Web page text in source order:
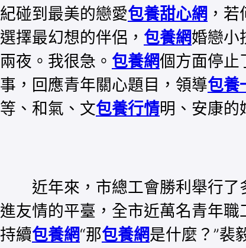
紀碰到最美的戀愛包養甜心網 ，若
選擇最幻想的伴侶， 包養網婚戀小
兩夜。我很急。 包養網個方面停止
事，回應青年關心題目，領導包養
等、和氣、文包養行情明、安康的
近年來，市總工會勝利舉行了
進友情的平臺，全市近萬名青年
持續包養網“那包養網是什麼？”裴